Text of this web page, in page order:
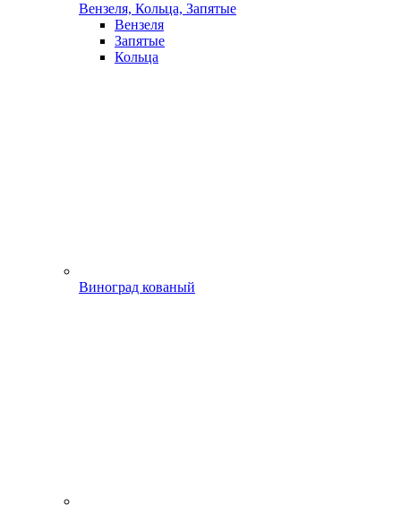
Вензеля, Кольца, Запятые
Вензеля
Запятые
Кольца
Виноград кованый